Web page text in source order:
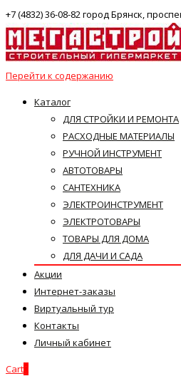
+7 (4832) 36-08-82 город Брянск,
Перейти к содержанию
Каталог
ДЛЯ СТРОЙКИ И РЕМОНТА
РАСХОДНЫЕ МАТЕРИАЛЫ
РУЧНОЙ ИНСТРУМЕНТ
АВТОТОВАРЫ
САНТЕХНИКА
ЭЛЕКТРОИНСТРУМЕНТ
ЭЛЕКТРОТОВАРЫ
ТОВАРЫ ДЛЯ ДОМА
ДЛЯ ДАЧИ И САДА
Акции
Интернет-заказы
Виртуальный тур
Контакты
Личный кабинет
Cart